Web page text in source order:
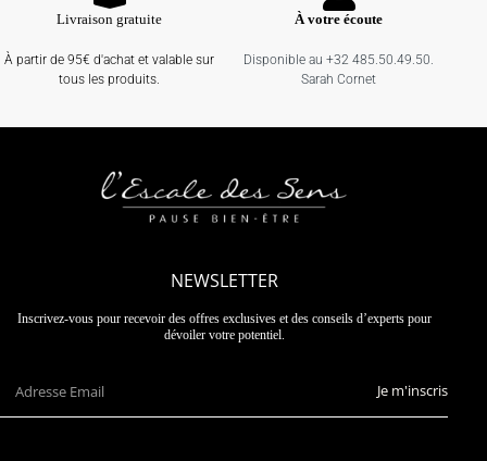
Livraison gratuite
À partir de 95€ d'achat et valable sur
tous les produits.
À votre écoute
Disponible au +32 485.50.49.50.
Sarah Cornet
NEWSLETTER
Inscrivez-vous pour recevoir des offres exclusives et des conseils d’experts pour
dévoiler votre potentiel.
Je m'inscris